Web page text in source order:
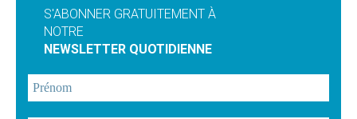
S'ABONNER GRATUITEMENT À
NOTRE
NEWSLETTER QUOTIDIENNE